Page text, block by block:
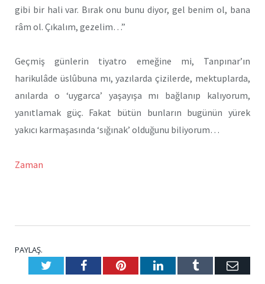
gibi bir hali var. Bırak onu bunu diyor, gel benim ol, bana
râm ol. Çıkalım, gezelim…”
Geçmiş günlerin tiyatro emeğine mi, Tanpınar’ın
harikulâde üslûbuna mı, yazılarda çizilerde, mektuplarda,
anılarda o ‘uygarca’ yaşayışa mı bağlanıp kalıyorum,
yanıtlamak güç. Fakat bütün bunların bugünün yürek
yakıcı karmaşasında ‘sığınak’ olduğunu biliyorum…
Zaman
PAYLAŞ.
TwitterFacebookPinterestLinkedInTumblr E-